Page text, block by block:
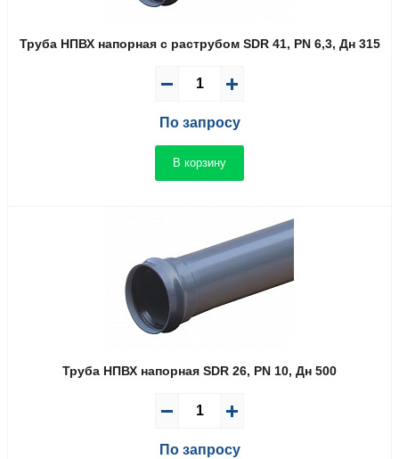
Труба НПВХ напорная с раструбом SDR 41, PN 6,3, Дн 315
По запросу
В корзину
Труба НПВХ напорная SDR 26, PN 10, Дн 500
По запросу